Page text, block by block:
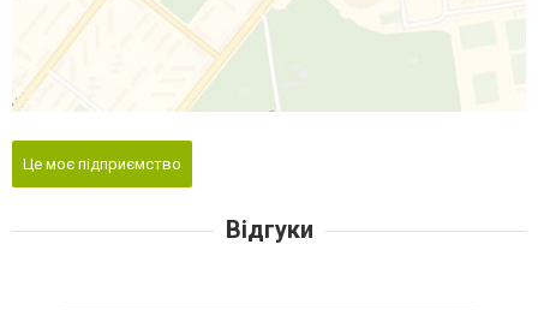
Це моє підприємство
Відгуки